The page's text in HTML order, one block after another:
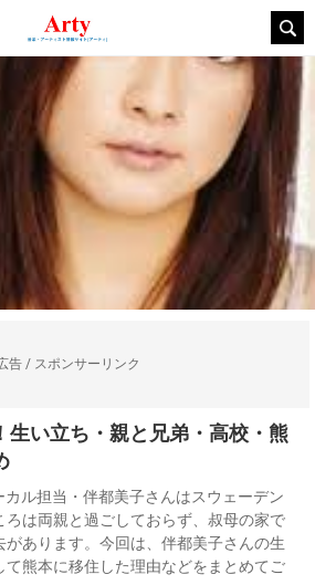
告 / スポンサーリンク
生い立ち・親と兄弟・高校・熊
カル担当・伴都美子さんはスウェーデン
ろは両親と過ごしておらず、叔母の家で
あります。今回は、伴都美子さんの生
て熊本に移住した理由などをまとめてご